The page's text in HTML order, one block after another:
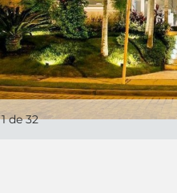
1 de 32